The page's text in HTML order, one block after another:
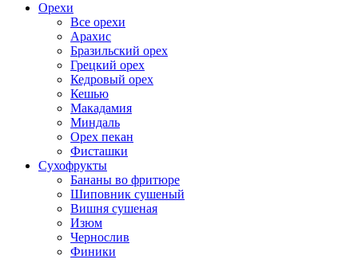
Орехи
Все орехи
Арахис
Бразильский орех
Грецкий орех
Кедровый орех
Кешью
Макадамия
Миндаль
Орех пекан
Фисташки
Сухофрукты
Бананы во фритюре
Шиповник сушеный
Вишня сушеная
Изюм
Чернослив
Финики